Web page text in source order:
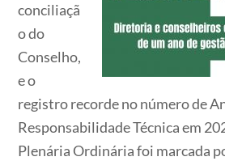
conciliaçã
o do
Conselho,
e o
registro recorde no número de
Responsabilidade Técnica em
Plenária Ordinária foi marcada